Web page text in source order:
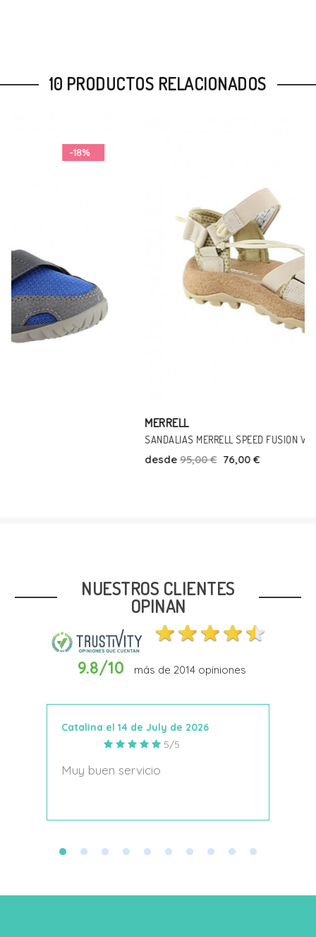
10 PRODUCTOS RELACIONADOS
SANDALIAS MERRELL SPEED FUSION WEB BEIGE
NUESTROS CLIENTES
OPINAN
9.8/10 más de 2014opiniones
Catalina el 14 de July de 2026
5/5
Muy buen servicio